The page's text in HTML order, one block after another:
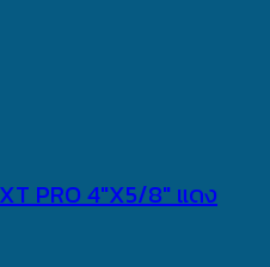
PRO 4″X5/8″ แดง